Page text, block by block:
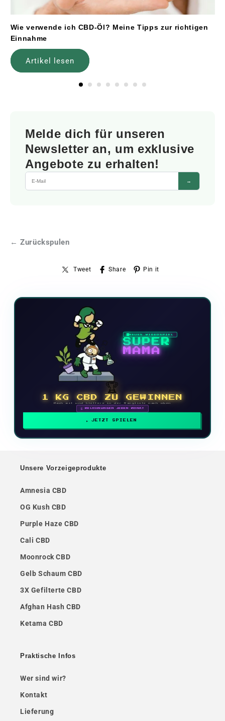
Wie verwende ich CBD-Öl? Meine Tipps zur richtigen
Einnahme
Artikel lesen
Melde dich für unseren
Newsletter an, um exklusive
Angebote zu erhalten!
→
← Zurückspulen
Tweet Share Pin it
NEUES VIDEOSPIEL
SUPER
MAMA
🏆
1 KG CBD ZU GEWINNEN
Mach mit und klettere in der Rangliste nach oben
🗓 BELOHNUNGEN JEDEN MONAT
JETZT SPIELEN
Unsere Vorzeigeprodukte
Amnesia CBD
OG Kush CBD
Purple Haze CBD
Cali CBD
Moonrock CBD
Gelb Schaum CBD
3X Gefilterte CBD
Afghan Hash CBD
Ketama CBD
Praktische Infos
Wer sind wir?
Kontakt
Lieferung